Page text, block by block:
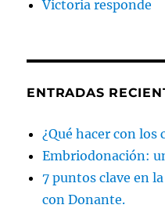
Victoria responde
ENTRADAS
¿Qué hacer con
Embriodonación:
7 puntos clave en
con Donante.